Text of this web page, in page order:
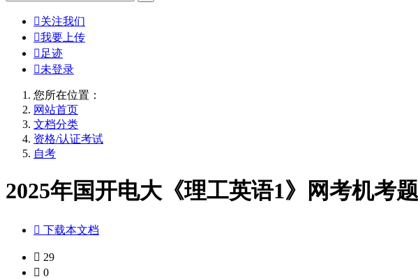
关注我们
我要上传
 足迹
未登录
您所在位置：
网站首页
文档分类
资格/认证考试
自考
2025年国开电大《理工英语1》网考机考
 下载本文档
 29
 0